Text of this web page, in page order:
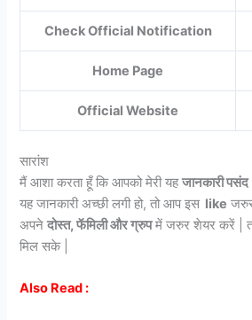
Check Official Notification
Home Page
Official Website
सारांश
मैं आशा करता हूँ कि आपको मेरी यहजानकारी पसंद
यह जानकारी अच्छी लगी हो, तो आप इस like
अपनेदोस्त, फॅमिली और ग्रुपमें जरुर शेयर करें |
मिल सके |
Also Read :